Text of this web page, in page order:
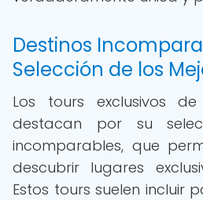
Destinos
Selección de los
Los tours exclusivos
destacan por su
incomparables, que
descubrir lugares
Estos tours suelen incluir